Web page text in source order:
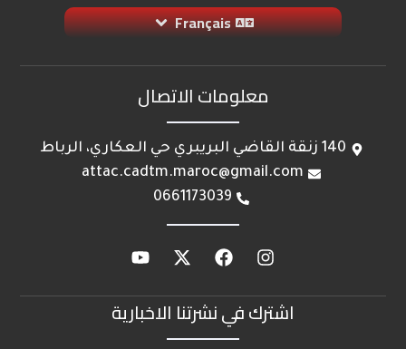
اشترك في نشرتنا الاخبارية
معلومات الاتصال
140 زنقة القاضي البريبري حي العكاري، الرباط
attac.cadtm.maroc@gmail.com
0661173039
Français